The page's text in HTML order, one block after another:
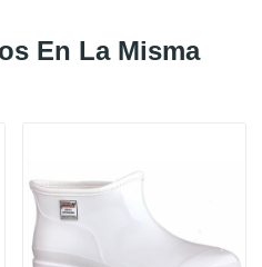
En La Misma